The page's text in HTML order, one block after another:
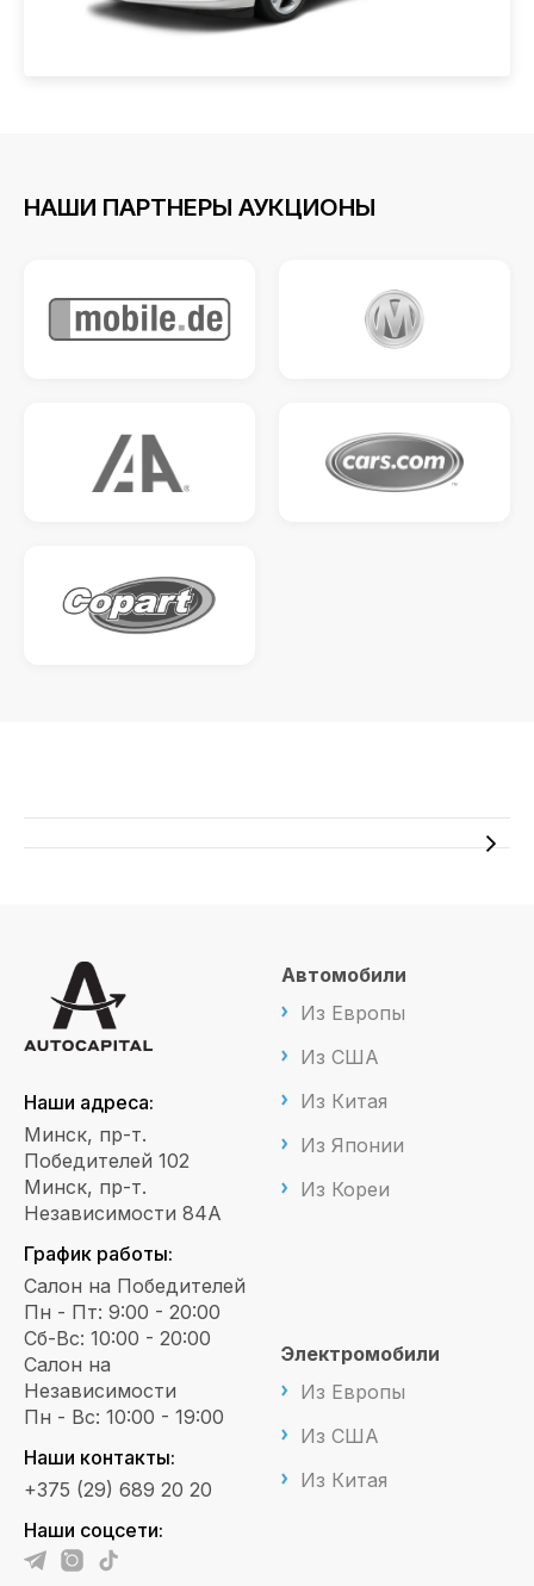
НАШИ ПАРТНЕРЫ АУКЦИОНЫ
Наши адреса:
Минск, пр-т.
Победителей 102
Минск, пр-т.
Независимости 84А
График работы:
Салон на Победителей
Пн - Пт: 9:00 - 20:00
Сб-Вс: 10:00 - 20:00
Салон на
Независимости
Пн - Вс: 10:00 - 19:00
Наши контакты:
+375 (29) 689 20 20
Наши соцсети:
Автомобили
Из Европы
Из США
Из Китая
Из Японии
Из Кореи
Электромобили
Из Европы
Из США
Из Китая